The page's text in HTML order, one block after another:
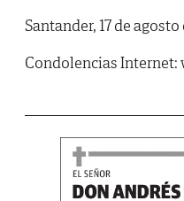
Santander, 17 de agosto
Condolencias